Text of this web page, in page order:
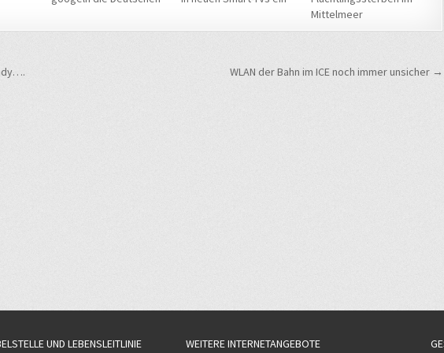
Mittelmeer
WLAN der Bahn im ICE noch immer unsicher →
UND LEBENSLEITLINIE WEITERE INTERNETANGEBOTE